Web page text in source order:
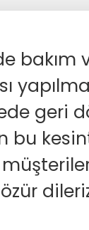
bakım
geri
bu
özür